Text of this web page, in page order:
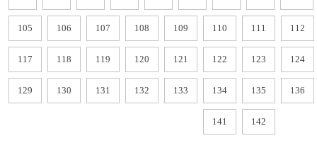
105 106 107 108 109 110 111 112
117 118 119 120 121 122 123 124
129 130 131 132 133 134 135 136
141 142